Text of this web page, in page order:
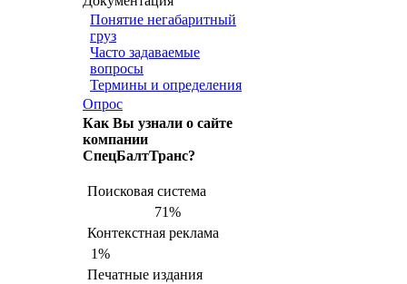
Понятие негабаритный
груз
Часто задаваемые
вопросы
Термины и определения
Опрос
Как Вы узнали о сайте
компании
СпецБалтТранс?
Поисковая система
71%
Контекстная реклама
1%
Печатные издания